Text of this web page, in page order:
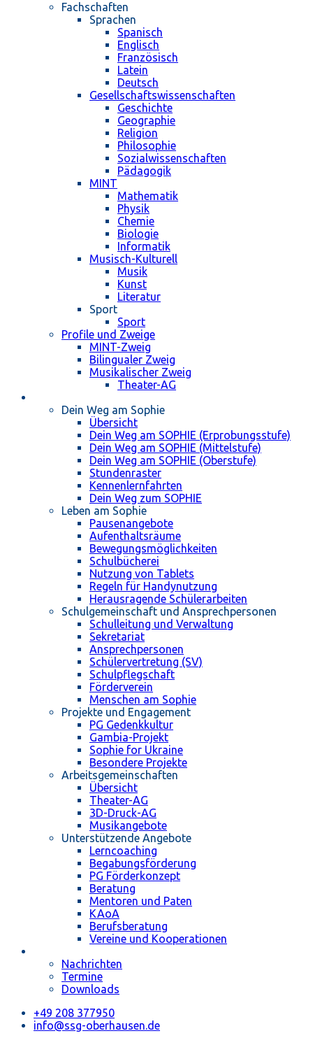
Fachschaften
Sprachen
Spanisch
Englisch
Französisch
Latein
Deutsch
Gesellschaftswissenschaften
Geschichte
Geographie
Religion
Philosophie
Sozialwissenschaften
Pädagogik
MINT
Mathematik
Physik
Chemie
Biologie
Informatik
Musisch-Kulturell
Musik
Kunst
Literatur
Sport
Sport
Profile und Zweige
MINT-Zweig
Bilingualer Zweig
Musikalischer Zweig
Theater-AG
Dein Weg am Sophie
Übersicht
Dein Weg am SOPHIE (Erprobungsstufe)
Dein Weg am SOPHIE (Mittelstufe)
Dein Weg am SOPHIE (Oberstufe)
Stundenraster
Kennenlernfahrten
Dein Weg zum SOPHIE
Leben am Sophie
Pausenangebote
Aufenthaltsräume
Bewegungsmöglichkeiten
Schulbücherei
Nutzung von Tablets
Regeln für Handynutzung
Herausragende Schülerarbeiten
Schulgemeinschaft und Ansprechpersonen
Schulleitung und Verwaltung
Sekretariat
Ansprechpersonen
Schülervertretung (SV)
Schulpflegschaft
Förderverein
Menschen am Sophie
Projekte und Engagement
PG Gedenkkultur
Gambia-Projekt
Sophie for Ukraine
Besondere Projekte
Arbeitsgemeinschaften
Übersicht
Theater-AG
3D-Druck-AG
Musikangebote
Unterstützende Angebote
Lerncoaching
Begabungsförderung
PG Förderkonzept
Beratung
Mentoren und Paten
KAoA
Berufsberatung
Vereine und Kooperationen
Nachrichten
Termine
Downloads
+49 208 377950
info@ssg-oberhausen.de